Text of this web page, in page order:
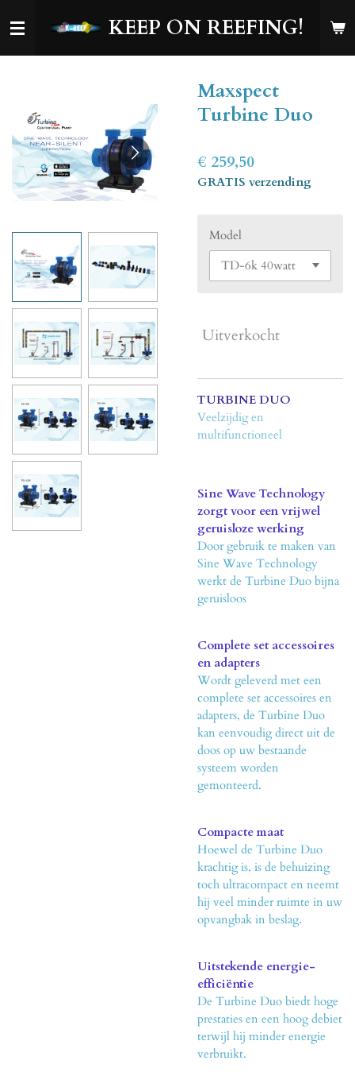
direct
KEEP ON REEFING!
Maxspect
Turbine Duo
€ 259,50
GRATIS verzending
Model
Uitverkocht
TURBINE DUO
Veelzijdig en
multifunctioneel
Sine Wave Technology
zorgt voor een vrijwel
geruisloze werking
Door gebruik te maken van
Sine Wave Technology
werkt de Turbine Duo bijna
geruisloos
Complete set accessoires
en adapters
Wordt geleverd met een
complete set accessoires en
adapters, de Turbine Duo
kan eenvoudig direct uit de
doos op uw bestaande
systeem worden
gemonteerd.
Compacte maat
Hoewel de Turbine Duo
krachtig is, is de behuizing
toch ultracompact en neemt
hij veel minder ruimte in uw
opvangbak in beslag.
Uitstekende energie-
efficiëntie
De Turbine Duo biedt hoge
prestaties en een hoog debiet
terwijl hij minder energie
verbruikt.